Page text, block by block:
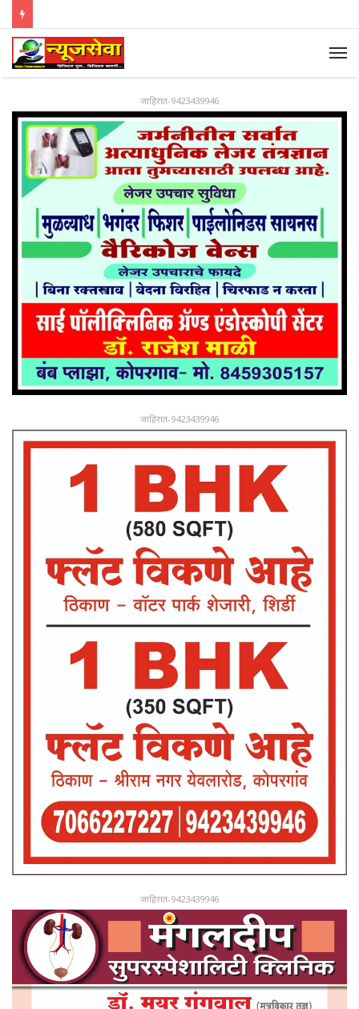
जाहिरात-9423439946
जाहिरात-9423439946
जाहिरात-9423439946